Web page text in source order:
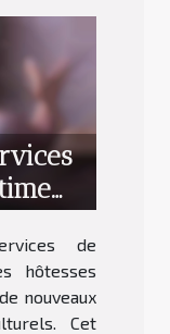
de
hôtesses
nouveaux
Cet